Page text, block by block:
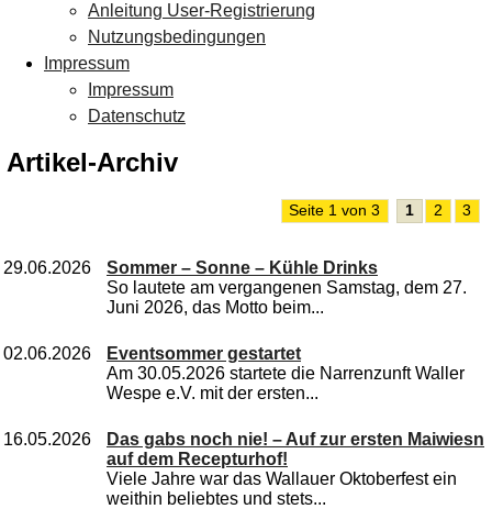
Anleitung User-Registrierung
Nutzungsbedingungen
Impressum
Impressum
Datenschutz
Artikel-Archiv
Seite 1 von 3 1 2 3
29.06.2026
Sommer – Sonne – Kühle Drinks
So lautete am vergangenen Samstag, dem 27.
Juni 2026, das Motto beim...
02.06.2026
Eventsommer gestartet
Am 30.05.2026 startete die Narrenzunft Waller
Wespe e.V. mit der ersten...
16.05.2026
Das gabs noch nie! – Auf zur ersten Maiwiesn
auf dem Recepturhof!
Viele Jahre war das Wallauer Oktoberfest ein
weithin beliebtes und stets...